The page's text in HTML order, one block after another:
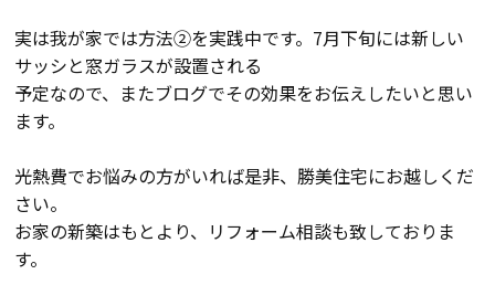
よくあるご質問
スタッフブログ
プライバシー
ポリシー
実は我が家では方法②を実践中です。7月下旬には新しい
サッシと窓ガラスが設置される
予定なので、またブログでその効果をお伝えしたいと思い
ます。
光熱費でお悩みの方がいれば是非、勝美住宅にお越しくだ
さい。
お家の新築はもとより、リフォーム相談も致しておりま
す。